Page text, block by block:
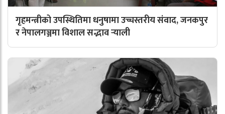
गृहमन्त्रीको उपस्थितिमा धनुषामा उच्चस्तरीय संवाद, जनकपुर
र नेपालगञ्जमा विशाल सद्भाव र्‍याली